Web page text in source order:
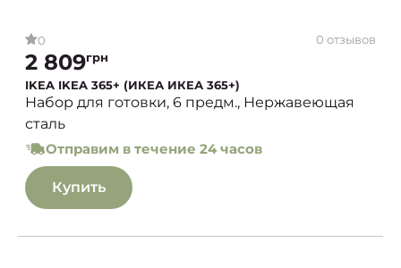
0 0 отзывов
2 809грн
IKEA IKEA 365+ (ИКЕА ИКЕА 365+)
Набор для готовки, 6 предм., Нержавеющая
сталь
Отправим в течение 24 часов
Купить